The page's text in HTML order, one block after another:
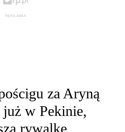
za Aryną
już w Pekinie,
rywalkę